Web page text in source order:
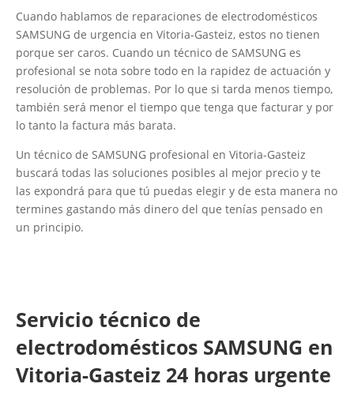
Cuando hablamos de reparaciones de electrodomésticos
SAMSUNG de urgencia en Vitoria-Gasteiz, estos no tienen
porque ser caros. Cuando un técnico de SAMSUNG es
profesional se nota sobre todo en la rapidez de actuación y
resolución de problemas. Por lo que si tarda menos tiempo,
también será menor el tiempo que tenga que facturar y por
lo tanto la factura más barata.
Un técnico de SAMSUNG profesional en Vitoria-Gasteiz
buscará todas las soluciones posibles al mejor precio y te
las expondrá para que tú puedas elegir y de esta manera no
termines gastando más dinero del que tenías pensado en
un principio.
Servicio técnico de
electrodomésticos SAMSUNG en
Vitoria-Gasteiz 24 horas urgente